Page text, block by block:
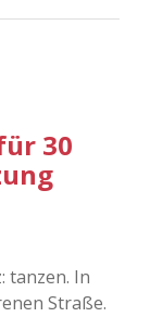
30
tanzen. In
Straße.